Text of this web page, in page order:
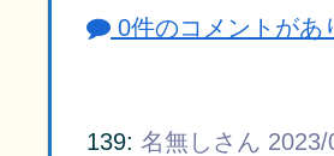
0件のコメントがあ
139: 名無しさん